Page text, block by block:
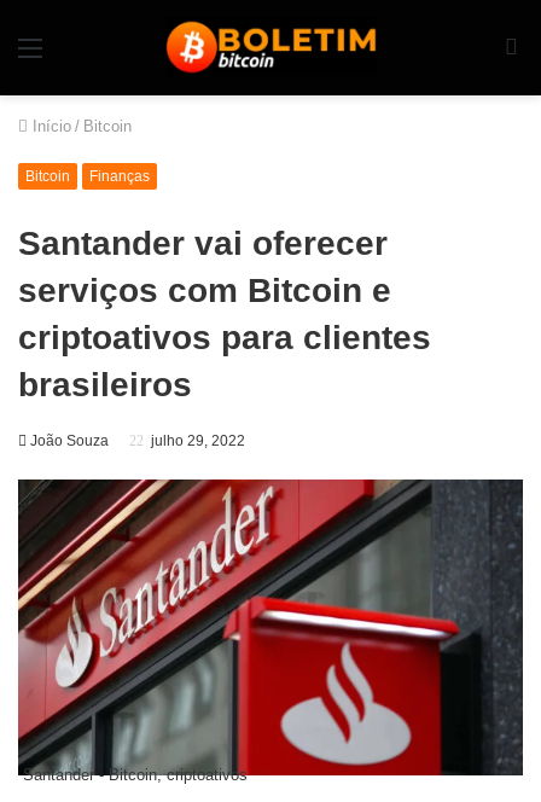
Início / Bitcoin
Bitcoin Finanças
Santander vai oferecer
serviços com Bitcoin e
criptoativos para clientes
brasileiros
João Souza julho 29, 2022
Santander - Bitcoin, criptoativos